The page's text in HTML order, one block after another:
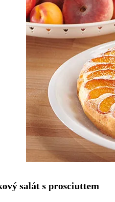
salát s prosciuttem